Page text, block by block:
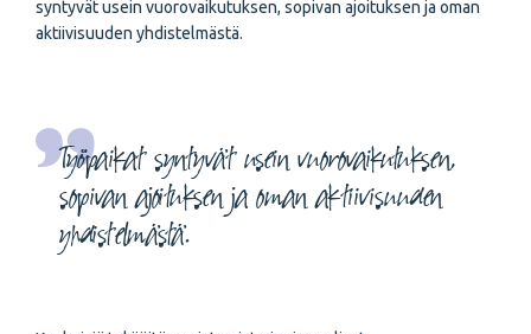
syntyvät usein vuorovaikutuksen, sopivan ajoituksen ja oman
aktiivisuuden yhdistelmästä.
Työpaikat syntyvät usein vuorovaikutuksen,
sopivan ajoituksen ja oman aktiivisuuden
yhdistelmästä.